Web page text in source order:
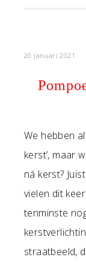
20 januari 2021
We hebben
kerst’, maar
ná kerst?
vielen dit
tenminste
straatbeeld,